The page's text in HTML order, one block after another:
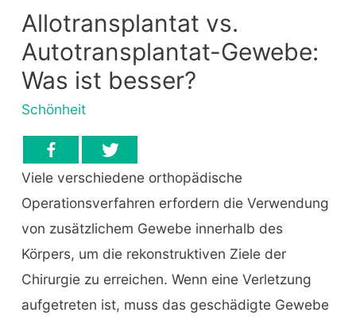
Allotransplantat vs.
Autotransplantat-Gewebe:
Was ist besser?
Schönheit
Viele verschiedene orthopädische
Operationsverfahren erfordern die Verwendung
von zusätzlichem Gewebe innerhalb des
Körpers, um die rekonstruktiven Ziele der
Chirurgie zu erreichen. Wenn eine Verletzung
aufgetreten ist, muss das geschädigte Gewebe